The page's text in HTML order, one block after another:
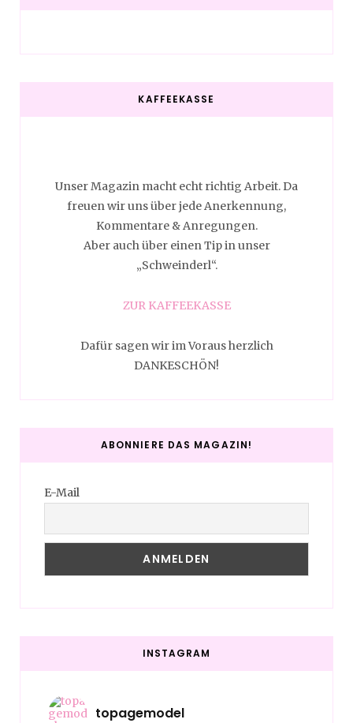
KAFFEEKASSE
Unser Magazin macht echt richtig Arbeit. Da
freuen wir uns über jede Anerkennung,
Kommentare & Anregungen.
Aber auch über einen Tip in unser
„Schweinderl“.
ZUR KAFFEEKASSE
Dafür sagen wir im Voraus herzlich
DANKESCHÖN!
ABONNIERE DAS MAGAZIN!
E-Mail
INSTAGRAM
topagemodel